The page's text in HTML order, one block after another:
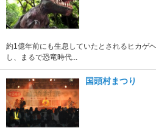
約1億年前にも生息していたとされるヒカゲ
し、まるで恐竜時代...
国頭村まつり